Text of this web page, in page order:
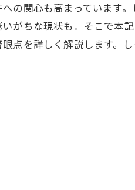
の関心も高まっています
がちな現状も。そこで本
眼点を詳しく解説します。